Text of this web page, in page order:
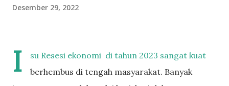
Desember 29, 2022
I
su Resesi ekonomi di tahun 2023 sangat kuat
berhembus di tengah masyarakat. Banyak